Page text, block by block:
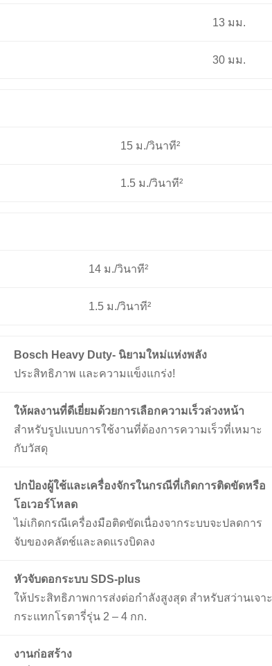
13 มม.
30 มม.
15 ม./วินาที²
1.5 ม./วินาที²
14 ม./วินาที²
1.5 ม./วินาที²
Bosch Heavy Duty- นิยามใหม่แห่งพลัง
ประสิทธิภาพ และความแข็งแกร่ง!
ให้ผลงานที่ดีเยี่ยมด้วยการเลือกความเร็วล่วงหน้า
สำหรับรูปแบบการใช้งานที่ต้องการความเร็วที่เหมาะ
กับวัสดุ
ปกป้องผู้ใช้และเครื่องจักรในกรณีที่เกิดการติดขัดหรือ
โอเวอร์โหลด
ไม่เกิดกรณีเครื่องมือติดขัดเนื่องจากระบบจะปลดการ
จับของคลัตช์และลดแรงบิดลง
หัวจับดอกระบบ SDS-plus
ให้ประสิทธิภาพการส่งต่อกำลังสูงสุด สำหรับสว่านเจาะ
กระแทกโรตารี่รุ่น 2 – 4 กก.
งานก่อสร้าง